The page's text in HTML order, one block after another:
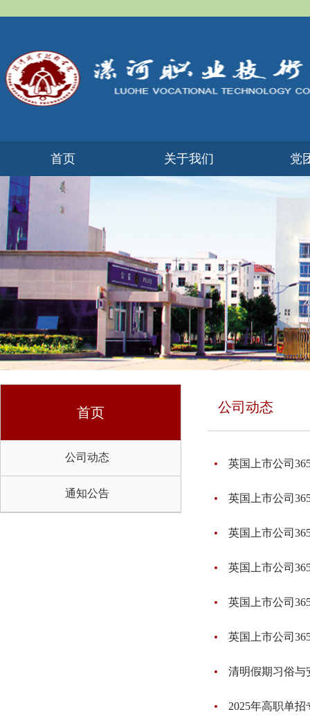
首页 ​关于我们 党
首页
公司动态
通知公告
公司动态
英国上市公司
英国上市公司
英国上市公司
英国上市公司
英国上市公司
英国上市公司
清明假期习俗与
2025年高职单